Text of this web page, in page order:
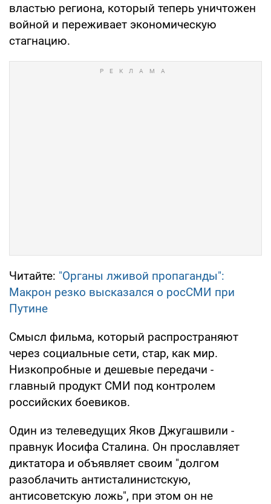
властью региона, который теперь уничтожен
войной и переживает экономическую
стагнацию.
Читайте: "Органы лживой пропаганды":
Макрон резко высказался о росСМИ при
Путине
Смысл фильма, который распространяют
через социальные сети, стар, как мир.
Низкопробные и дешевые передачи -
главный продукт СМИ под контролем
российских боевиков.
Один из телеведущих Яков Джугашвили -
правнук Иосифа Сталина. Он прославляет
диктатора и объявляет своим "долгом
разоблачить антисталинистскую,
антисоветскую ложь", при этом он не